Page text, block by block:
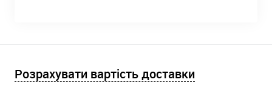
Розрахувати вартість доставки